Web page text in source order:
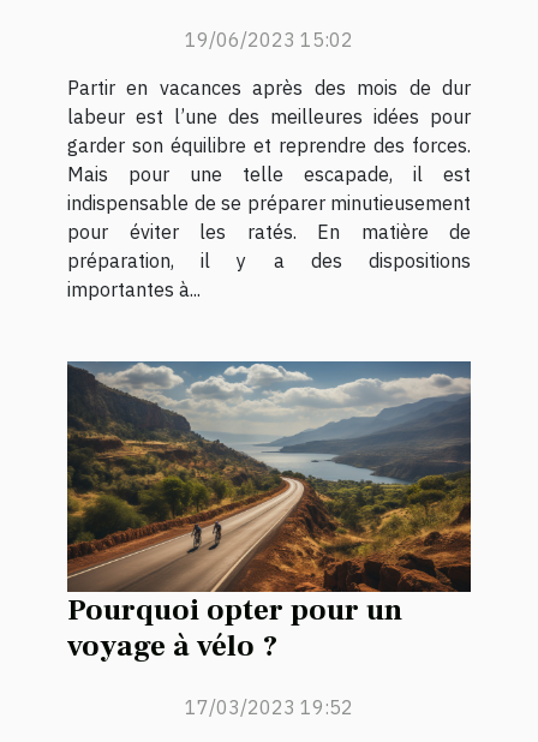
19/06/2023 15:02
Partir en vacances après des mois de dur
labeur est l’une des meilleures idées pour
garder son équilibre et reprendre des forces.
Mais pour une telle escapade, il est
indispensable de se préparer minutieusement
pour éviter les ratés. En matière de
préparation, il y a des dispositions
importantes à...
Pourquoi opter pour un
voyage à vélo ?
17/03/2023 19:52